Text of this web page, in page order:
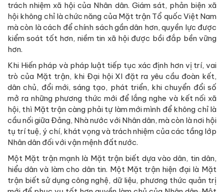
trách nhiệm xã hội của Nhân dân. Giám sát, phản biện xã
hội không chỉ là chức năng của Mặt trận Tổ quốc Việt Nam
mà còn là cách để chính sách gần dân hơn, quyền lực được
kiểm soát tốt hơn, niềm tin xã hội được bồi đắp bền vững
hơn.
Khi Hiến pháp và pháp luật tiếp tục xác định hơn vị trí, vai
trò của Mặt trận, khi Đại hội XI đặt ra yêu cầu đoàn kết,
dân chủ, đổi mới, sáng tạo, phát triển, khi chuyển đổi số
mở ra những phương thức mới để lắng nghe và kết nối xã
hội, thì Mặt trận càng phải tự làm mới mình để không chỉ là
cầu nối giữa Đảng, Nhà nước với Nhân dân, mà còn là nơi hội
tụ trí tuệ, ý chí, khát vọng và trách nhiệm của các tầng lớp
Nhân dân đối với vận mệnh đất nước.
Một Mặt trận mạnh là Mặt trận biết dựa vào dân, tin dân,
hiểu dân và làm cho dân tin. Một Mặt trận hiện đại là Mặt
trận biết sử dụng công nghệ, dữ liệu, phương thức quản trị